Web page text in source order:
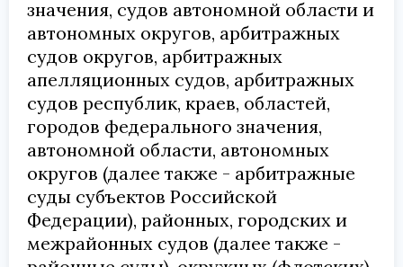
значения, судов автономной области и
автономных округов, арбитражных
судов округов, арбитражных
апелляционных судов, арбитражных
судов республик, краев, областей,
городов федерального значения,
автономной области, автономных
округов (далее также - арбитражные
суды субъектов Российской
Федерации), районных, городских и
межрайонных судов (далее также -